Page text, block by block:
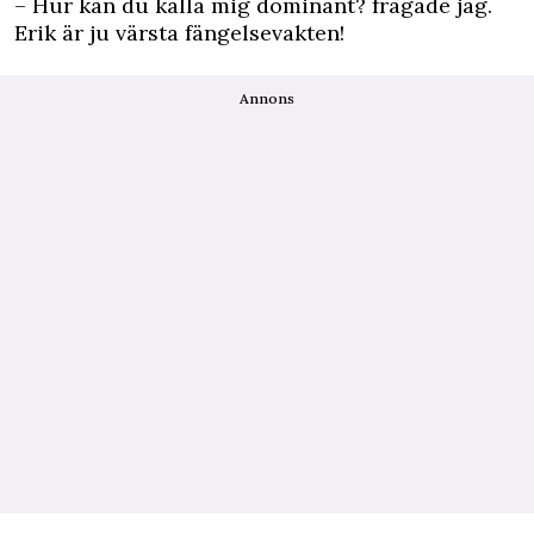
– Hur kan du kalla mig dominant? frågade jag.
Erik är ju värsta fängelsevakten!
Annons